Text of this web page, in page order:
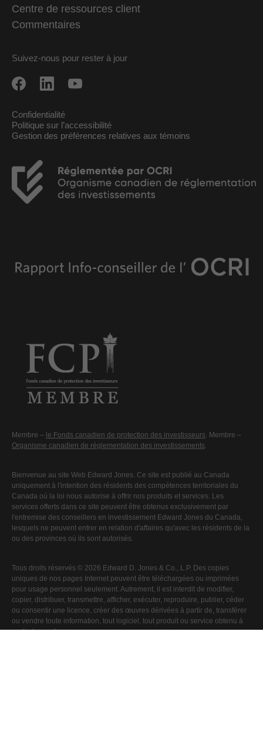
Centre de ressources client
Commentaires
Suivez-nous pour rester à jour
Confidentialité
Politique sur l’accessibilité
Gestion des préférences relatives aux témoins
Membre – le Fonds canadien de protection des investisseurs. Membre –
Organisme canadien de réglementation des investissements.
Bienvenue au site Web Edward Jones. Ce site est publié au Canada
uniquement à l'intention des résidents des compétences territoriales du
Canada où la loi nous autorise à offrir nos produits et services. Les
services offerts dans ce site peuvent être obtenus exclusivement par
l'entremise des conseillers en investissement Edward Jones du Canada,
lesquels ne peuvent entrer en relation d'affaires qu'avec les résidents de la
ou des provinces où ils sont autorisés.
Tous droits réservés © 2026 Edward D. Jones & Co., L.P. Des copies
uniques de nos pages Internet peuvent être téléchargées ou imprimées
pour usage personnel seulement. Autrement, il est interdit de modifier,
copier, distribuer, transmettre, afficher, exécuter, reproduire, publier, céder
ou consentir une licence, créer des œuvres dérivées à partir de, transférer
ou vendre toute information, tout logiciel, tout produit ou service obtenu à
partir de ce site.